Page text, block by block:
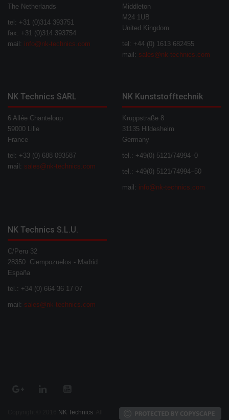
The Netherlands
tel: +31 (0)314 393751
fax: +31 (0)314 393754
mail: info@nk-technics.com
Middleton
M24 1UB
United Kingdom
tel: +44 (0) 1613 682455
mail: sales@nk-technics.com
NK Technics SARL
6 Allée Chanteloup
59000 Lille
France
tel: +33 (0) 688 093587
mail: sales@nk-technics.com
NK Kunststofftechnik
Kruppstraße 8
31135 Hildesheim
Germany
tel.: +49(0) 5121/74994–0
tel.: +49(0) 5121/74994–50
mail: info@nk-technics.com
NK Technics S.L.U.
C/Peru 32
28350 Ciempozuelos - Madrid
España
tel.: +34 (0) 664 36 17 07
mail: sales@nk-technics.com
NK Technics